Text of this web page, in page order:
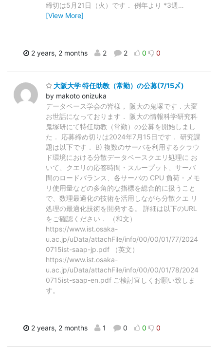
締切は5月21日（火）です． 例年より *3週…
[View More]
2 years, 2 months 2 2 0 0
大阪大学 特任助教（常勤）の公募(7/15〆)
by makoto onizuka
データベース学会の皆様， 阪大の鬼塚です．大変
お世話になっております． 阪大の情報科学研究科
鬼塚研にて特任助教（常勤）の公募を開始しまし
た． 応募締め切りは2024年7月15日です． 研究課
題は以下です． B) 複数のサーバを利用するクラウ
ド環境における分散データベースクエリ処理に お
いて、クエリの応答時間・スループット、サーバ
間のロードバランス、各サーバの CPU 負荷・メモ
リ使用量などの多角的な指標を総合的に扱うこと
で、数理最適化の技術を活用しながら分散クエ リ
処理の最適化技術を開発する。 詳細は以下のURL
をご確認ください． （和文）
https://www.ist.osaka-
u.ac.jp/uData/attachFile/info/00/00/01/77/2024
0715ist-saap-jp.pdf （英文）
https://www.ist.osaka-
u.ac.jp/uData/attachFile/info/00/00/01/78/2024
0715ist-saap-en.pdf ご検討宜しくお願い致しま
す。
2 years, 2 months 1 0 0 0